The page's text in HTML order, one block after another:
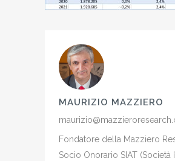
MAURIZIO MAZZIERO
Fondatore della Mazziero
Socio Onorario SIAT (Società